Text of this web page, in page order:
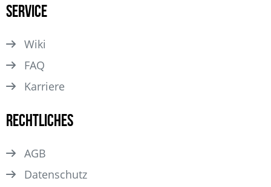
Service
Wiki
FAQ
Karriere
Rechtliches
AGB
Datenschutz